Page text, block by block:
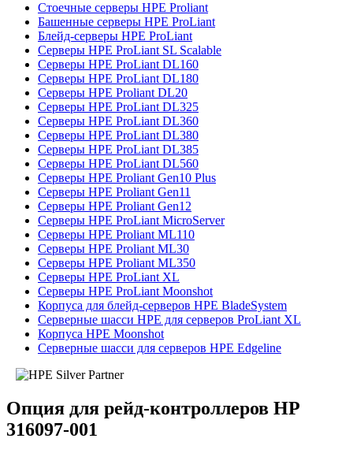
Стоечные серверы HPE Proliant
Башенные серверы HPE ProLiant
Блейд-серверы HPE ProLiant
Серверы HPE ProLiant SL Scalable
Серверы HPE ProLiant DL160
Серверы HPE ProLiant DL180
Серверы HPE Proliant DL20
Серверы HPE ProLiant DL325
Серверы HPE ProLiant DL360
Серверы HPE ProLiant DL380
Серверы HPE ProLiant DL385
Серверы HPE ProLiant DL560
Серверы HPE Proliant Gen10 Plus
Серверы HPE Proliant Gen11
Серверы HPE Proliant Gen12
Серверы HPE ProLiant MicroServer
Серверы HPE Proliant ML110
Серверы HPE Proliant ML30
Серверы HPE Proliant ML350
Серверы HPE ProLiant XL
Серверы HPE ProLiant Moonshot
Корпуса для блейд-серверов HPE BladeSystem
Серверные шасси HPE для серверов ProLiant XL
Корпуса HPE Moonshot
Серверные шасси для серверов HPE Edgeline
Опция для pейд-контроллеров HP
316097-001